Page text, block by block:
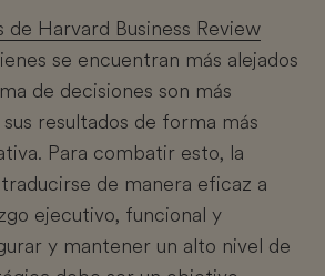
de Harvard Business Review
se encuentran más alejados
de decisiones son más
resultados de forma más
Para combatir esto, la
de manera eficaz a
ejecutivo, funcional y
y mantener un alto nivel de